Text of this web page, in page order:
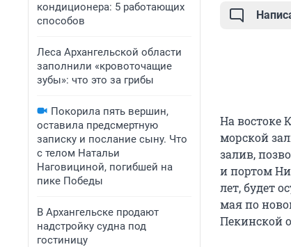
кондиционера: 5 работающих
способов
Леса Архангельской области
заполнили «кровоточащие
зубы»: что это за грибы
Покорила пять вершин,
оставила предсмертную
записку и послание сыну. Что
с телом Натальи
Наговициной, погибшей на
пике Победы
В Архангельске продают
надстройку судна под
гостиницу
На востоке
морской
залив,
и портом
лет, будет
мая по
Пекинской